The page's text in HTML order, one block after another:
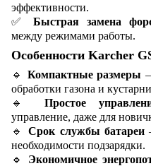
эффективности.
✅Быстрая замена
между режимами работы.
Особенности Karcher
🔹 Компактные размеры
обработки газона и
🔹Простое
управление, даже для
🔹Срок службы батареи
необходимости подзарядки.
🔹 Экономичное